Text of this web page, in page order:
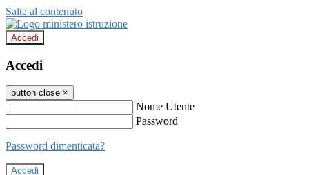
Salta al contenuto
Accedi
Accedi
button close ×
Nome Utente
Password
Password dimenticata?